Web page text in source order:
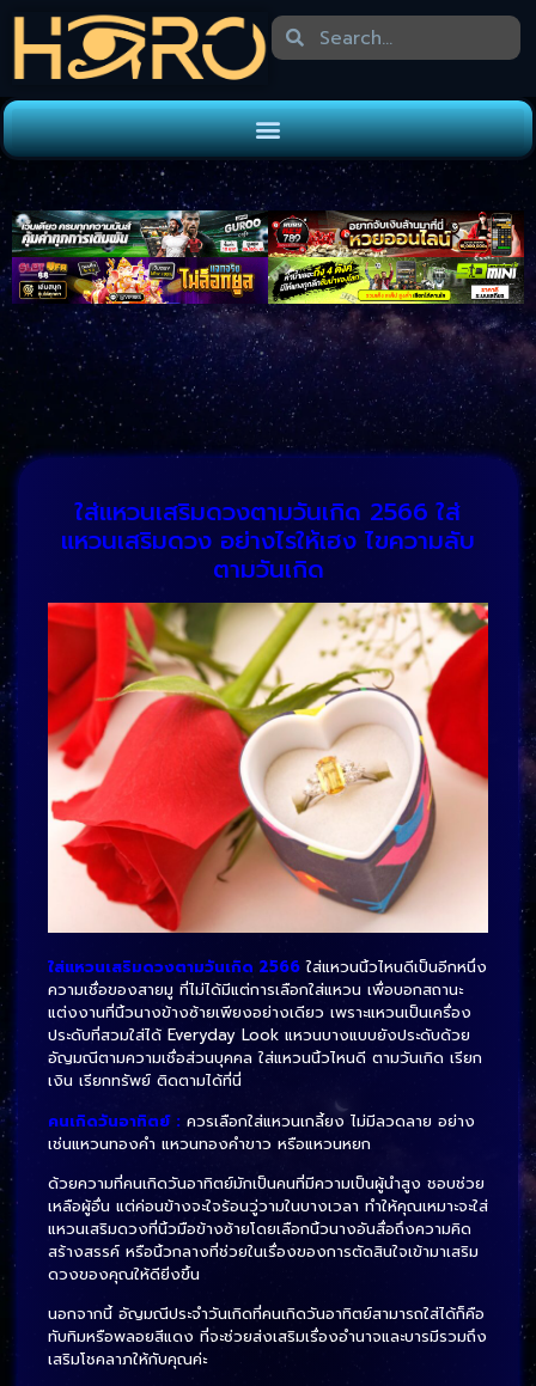
ใส่แหวนเสริมดวงตามวันเกิด 2566 ใส่
แหวนเสริมดวง อย่างไรให้เฮง ไขความลับ
ตามวันเกิด
ใส่แหวนเสริมดวงตามวันเกิด 2566 ใส่แหวนนิ้วไหนดีเป็นอีกหนึ่ง
ความเชื่อของสายมู ที่ไม่ได้มีแต่การเลือกใส่แหวน เพื่อบอกสถานะ
แต่งงานที่นิ้วนางข้างซ้ายเพียงอย่างเดียว เพราะแหวนเป็นเครื่อง
ประดับที่สวมใส่ได้ Everyday Look แหวนบางแบบยังประดับด้วย
อัญมณีตามความเชื่อส่วนบุคคล ใส่แหวนนิ้วไหนดี ตามวันเกิด เรียก
เงิน เรียกทรัพย์ ติดตามได้ที่นี่
คนเกิดวันอาทิตย์ : ควรเลือกใส่แหวนเกลี้ยง ไม่มีลวดลาย อย่าง
เช่นแหวนทองคำ แหวนทองคำขาว หรือแหวนหยก
ด้วยความที่คนเกิดวันอาทิตย์มักเป็นคนที่มีความเป็นผู้นำสูง ชอบช่วย
เหลือผู้อื่น แต่ค่อนข้างจะใจร้อนวู่วามในบางเวลา ทำให้คุณเหมาะจะใส่
แหวนเสริมดวงที่นิ้วมือข้างซ้ายโดยเลือกนิ้วนางอันสื่อถึงความคิด
สร้างสรรค์ หรือนิ้วกลางที่ช่วยในเรื่องของการตัดสินใจเข้ามาเสริม
ดวงของคุณให้ดียิ่งขึ้น
นอกจากนี้ อัญมณีประจำวันเกิดที่คนเกิดวันอาทิตย์สามารถใส่ได้ก็คือ
ทับทิมหรือพลอยสีแดง ที่จะช่วยส่งเสริมเรื่องอำนาจและบารมีรวมถึง
เสริมโชคลาภให้กับคุณค่ะ